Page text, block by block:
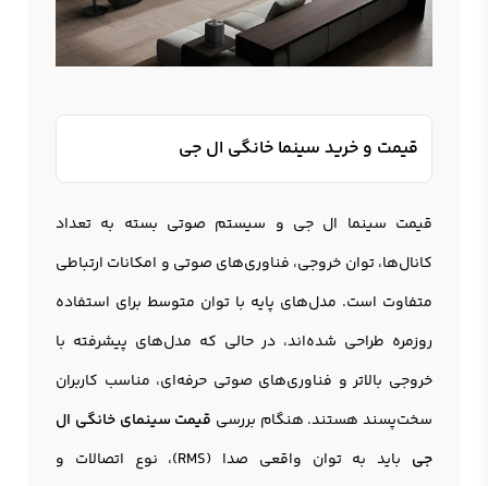
قیمت و خرید سینما خانگی ال جی
قیمت سینما ال جی و سیستم صوتی بسته به تعداد
کانال‌ها، توان خروجی، فناوری‌های صوتی و امکانات ارتباطی
متفاوت است. مدل‌های پایه با توان متوسط برای استفاده
روزمره طراحی شده‌اند، در حالی که مدل‌های پیشرفته با
خروجی بالاتر و فناوری‌های صوتی حرفه‌ای، مناسب کاربران
سخت‌پسند هستند. هنگام بررسی قیمت سینمای خانگی ال
جی
باید به توان واقعی صدا (RMS)، نوع اتصالات و